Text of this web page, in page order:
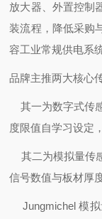
放大器、外置控制
装流程，降低采购
容工业常规供电系
品牌主推两大核心
其一为数字式传
度限值自学习设定
其二为模拟量传
信号数值与板材厚
Jungmichel 模拟